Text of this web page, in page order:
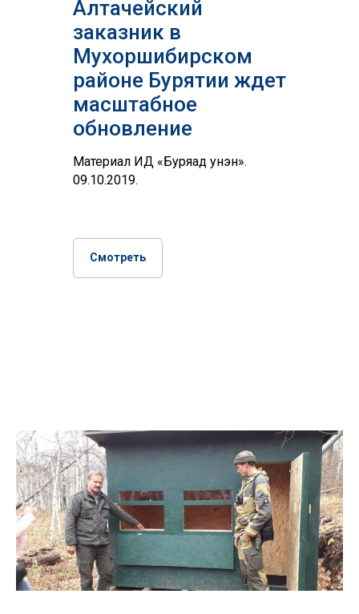
Алтачейский
заказник в
Мухоршибирском
районе Бурятии ждет
масштабное
обновление
Материал ИД «Буряад унэн».
09.10.2019.
Смотреть